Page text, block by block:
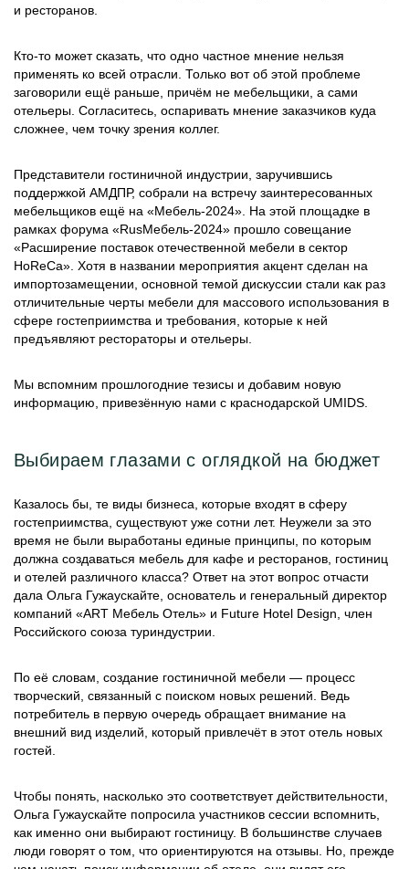
и ресторанов.
Кто-то может сказать, что одно частное мнение нельзя
применять ко всей отрасли. Только вот об этой проблеме
заговорили ещё раньше, причём не мебельщики, а сами
отельеры. Согласитесь, оспаривать мнение заказчиков куда
сложнее, чем точку зрения коллег.
Представители гостиничной индустрии, заручившись
поддержкой АМДПР, собрали на встречу заинтересованных
мебельщиков ещё на «Мебель-2024». На этой площадке в
рамках форума «RusМебель-2024» прошло совещание
«Расширение поставок отечественной мебели в сектор
HoReCa». Хотя в названии мероприятия акцент сделан на
импортозамещении, основной темой дискуссии стали как раз
отличительные черты мебели для массового использования в
сфере гостеприимства и требования, которые к ней
предъявляют рестораторы и отельеры.
Мы вспомним прошлогодние тезисы и добавим новую
информацию, привезённую нами с краснодарской UMIDS.
Выбираем глазами с оглядкой на бюджет
Казалось бы, те виды бизнеса, которые входят в сферу
гостеприимства, существуют уже сотни лет. Неужели за это
время не были выработаны единые принципы, по которым
должна создаваться мебель для кафе и ресторанов, гостиниц
и отелей различного класса? Ответ на этот вопрос отчасти
дала Ольга Гужаускайте, основатель и генеральный директор
компаний «ART Мебель Отель» и Future Hotel Design, член
Российского союза туриндустрии.
По её словам, создание гостиничной мебели — процесс
творческий, связанный с поиском новых решений. Ведь
потребитель в первую очередь обращает внимание на
внешний вид изделий, который привлечёт в этот отель новых
гостей.
Чтобы понять, насколько это соответствует действительности,
Ольга Гужаускайте попросила участников сессии вспомнить,
как именно они выбирают гостиницу. В большинстве случаев
люди говорят о том, что ориентируются на отзывы. Но, прежде